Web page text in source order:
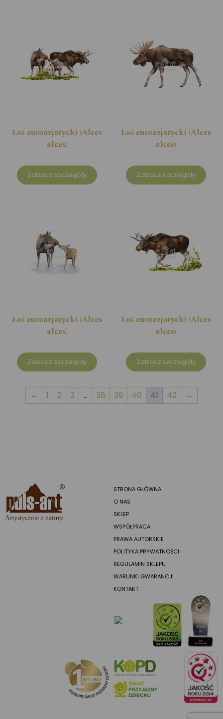
Łoś euroazjatycki (Alces
alces)
Zobacz szczegóły
Łoś euroazjatycki (Alces
alces)
Zobacz szczegóły
Łoś euroazjatycki (Alces
alces)
Zobacz szczegóły
Łoś euroazjatycki (Alces
alces)
Zobacz szczegóły
← 1 2 3 … 38 39 40 41 42 →
STRONA GŁÓWNA
O NAS
SKLEP
WSPÓŁPRACA
PRAWA AUTORSKIE
POLITYKA PRYWATNOŚCI
REGULAMIN SKLEPU
WARUNKI GWARANCJI
KONTAKT